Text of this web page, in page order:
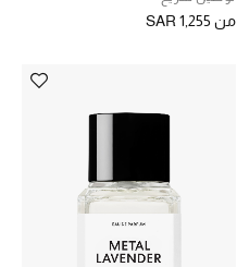
من SAR 1,255